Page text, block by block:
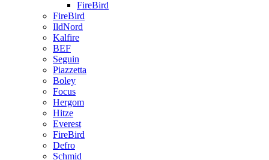
FireBird
FireBird
IldNord
Kalfire
BEF
Seguin
Piazzetta
Boley
Focus
Hergom
Hitze
Everest
FireBird
Defro
Schmid